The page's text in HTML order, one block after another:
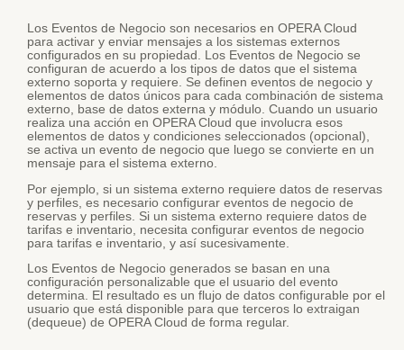
Los Eventos de Negocio son necesarios en OPERA Cloud
para activar y enviar mensajes a los sistemas externos
configurados en su propiedad. Los Eventos de Negocio se
configuran de acuerdo a los tipos de datos que el sistema
externo soporta y requiere. Se definen eventos de negocio y
elementos de datos únicos para cada combinación de sistema
externo, base de datos externa y módulo. Cuando un usuario
realiza una acción en OPERA Cloud que involucra esos
elementos de datos y condiciones seleccionados (opcional),
se activa un evento de negocio que luego se convierte en un
mensaje para el sistema externo.
Por ejemplo, si un sistema externo requiere datos de reservas
y perfiles, es necesario configurar eventos de negocio de
reservas y perfiles. Si un sistema externo requiere datos de
tarifas e inventario, necesita configurar eventos de negocio
para tarifas e inventario, y así sucesivamente.
Los Eventos de Negocio generados se basan en una
configuración personalizable que el usuario del evento
determina. El resultado es un flujo de datos configurable por el
usuario que está disponible para que terceros lo extraigan
(dequeue) de OPERA Cloud de forma regular.